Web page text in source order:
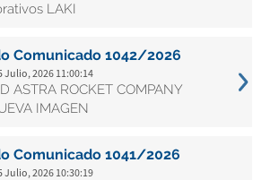
LAKI
Comunicado 1042/2026
Julio, 2026 11:00:14
ASTRA ROCKET COMPANY
IMAGEN
Comunicado 1041/2026
Julio, 2026 10:30:19